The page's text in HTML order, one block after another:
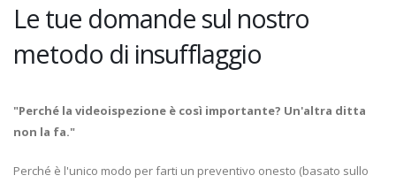
Le tue domande sul nostro
metodo di insufflaggio
"Perché la videoispezione è così importante? Un'altra ditta
non la fa."
Perché è l'unico modo per farti un preventivo onesto (basato sullo